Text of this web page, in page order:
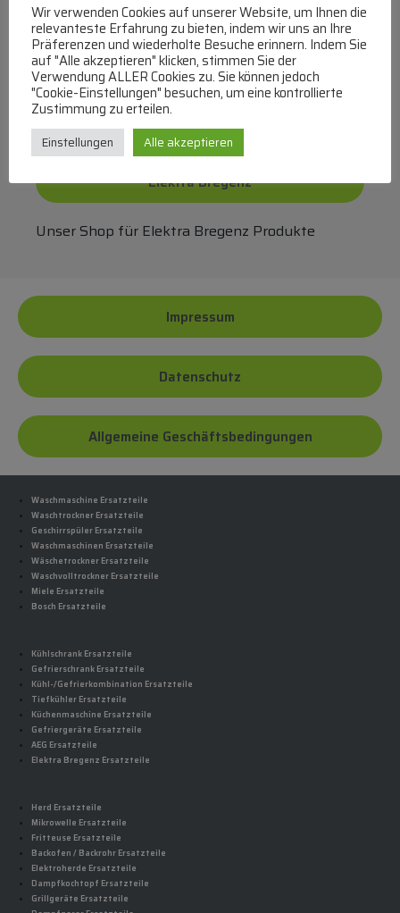
FAQ
Häufige Fragen zu unserer Website werden in
unserer FAQ beantwortet
Elektra Bregenz
Unser Shop für Elektra Bregenz Produkte
Impressum
Datenschutz
Allgemeine Geschäftsbedingungen
Waschmaschine Ersatzteile
Waschtrockner Ersatzteile
Geschirrspüler Ersatzteile
Waschmaschinen Ersatzteile
Wäschetrockner Ersatzteile
Waschvolltrockner Ersatzteile
Miele Ersatzteile
Bosch Ersatzteile
Kühlschrank Ersatzteile
Gefrierschrank Ersatzteile
Kühl-/Gefrierkombination Ersatzteile
Tiefkühler Ersatzteile
Küchenmaschine Ersatzteile
Gefriergeräte Ersatzteile
AEG Ersatzteile
Elektra Bregenz Ersatzteile
Herd Ersatzteile
Mikrowelle Ersatzteile
Fritteuse Ersatzteile
Backofen / Backrohr Ersatzteile
Elektroherde Ersatzteile
Dampfkochtopf Ersatzteile
Grillgeräte Ersatzteile
Wir verwenden Cookies auf unserer Website, um Ihnen die
relevanteste Erfahrung zu bieten, indem wir uns an Ihre
Präferenzen und wiederholte Besuche erinnern. Indem Sie
auf "Alle akzeptieren" klicken, stimmen Sie der
Verwendung ALLER Cookies zu. Sie können jedoch
"Cookie-Einstellungen" besuchen, um eine kontrollierte
Zustimmung zu erteilen.
Einstellungen Alle akzeptieren